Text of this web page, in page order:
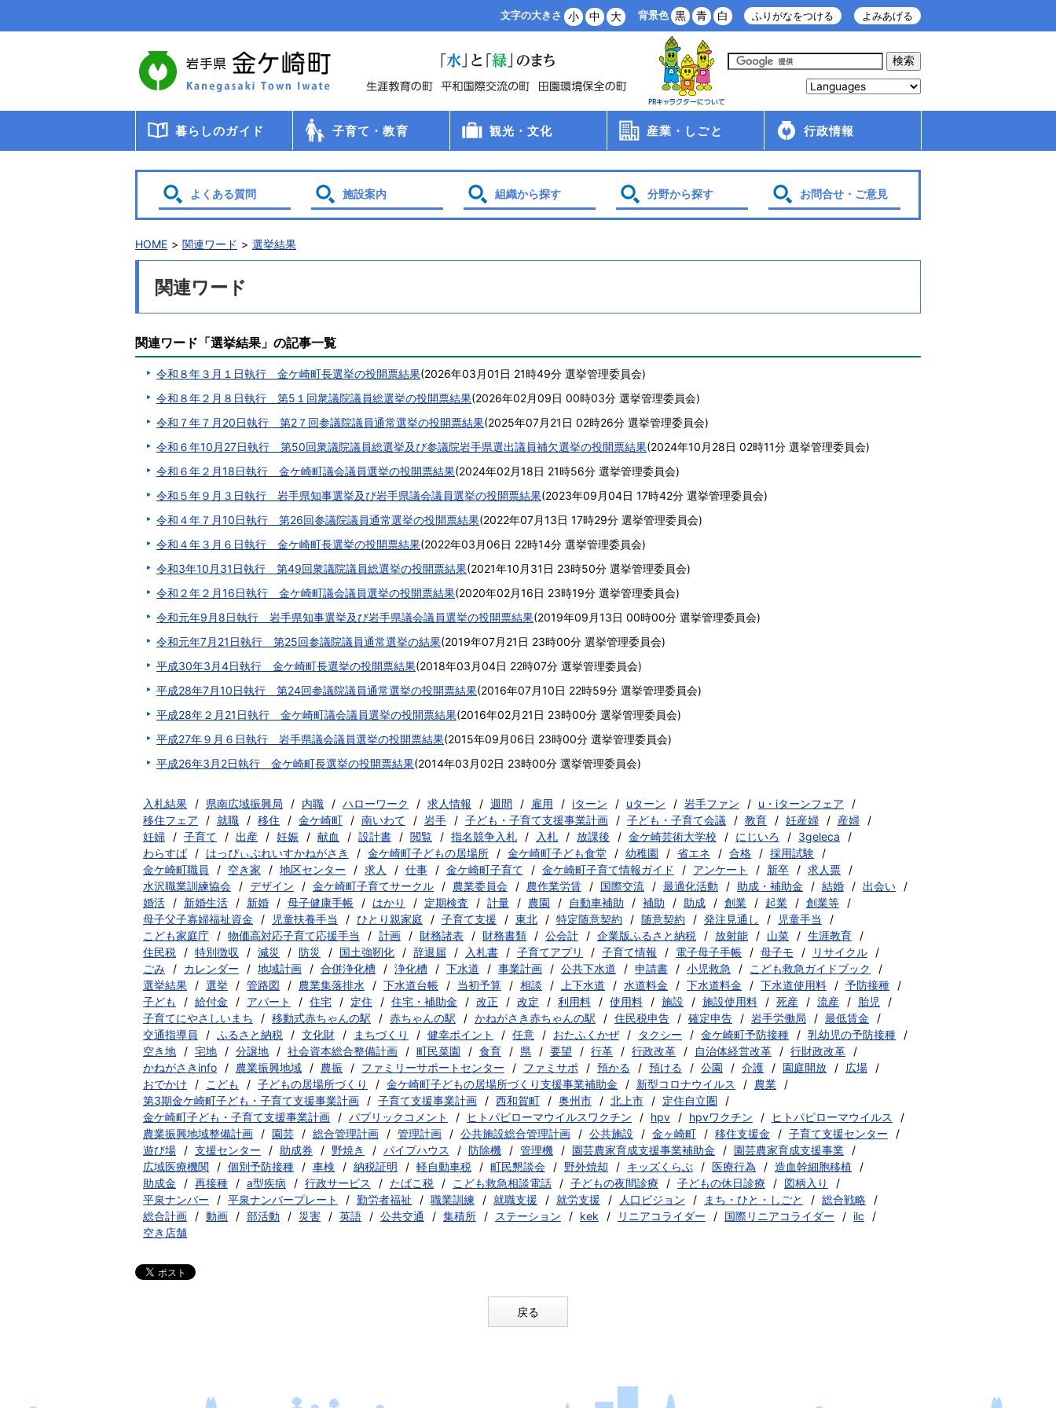
動
文字の大きさ 小 中 大 背景色 黒 青 白 ふりがなをつける よみあげる
暮らしのガイド 子育て・教育
保育
観光・文化 産業・しごと 行政情報
よくある質問 施設案内 組織から探す 分野から探す お問合せ・ご意見
HOME 関連ワード 選挙結果
関連ワード
関連ワード「選挙結果」の記事一覧
令和８年３月１日執行 金ケ崎町長選挙の投開票結果(2026年03月01日 21時49分 選挙管理委員会)
令和８年２月８日執行 第5１回衆議院議員総選挙の投開票結果(2026年02月09日 00時03分 選挙管理委員会)
令和７年７月20日執行 第2７回参議院議員通常選挙の投開票結果(2025年07月21日 02時26分 選挙管理委員会)
令和６年10月27日執行 第50回衆議院議員総選挙及び参議院岩手県選出議員補欠選挙の投開票結果(2024年10月28日 02時11分 選挙管理委員会)
令和６年２月18日執行 金ケ崎町議会議員選挙の投開票結果(2024年02月18日 21時56分 選挙管理委員会)
令和５年９月３日執行 岩手県知事選挙及び岩手県議会議員選挙の投開票結果(2023年09月04日 17時42分 選挙管理委員会)
令和４年７月10日執行 第26回参議院議員通常選挙の投開票結果(2022年07月13日 17時29分 選挙管理委員会)
令和４年３月６日執行 金ケ崎町長選挙の投開票結果(2022年03月06日 22時14分 選挙管理委員会)
令和3年10月31日執行 第49回衆議院議員総選挙の投開票結果(2021年10月31日 23時50分 選挙管理委員会)
令和２年２月16日執行 金ケ崎町議会議員選挙の投開票結果(2020年02月16日 23時19分 選挙管理委員会)
令和元年9月8日執行 岩手県知事選挙及び岩手県議会議員選挙の投開票結果(2019年09月13日 00時00分 選挙管理委員会)
令和元年7月21日執行 第25回参議院議員通常選挙の結果(2019年07月21日 23時00分 選挙管理委員会)
平成30年3月4日執行 金ケ崎町長選挙の投開票結果(2018年03月04日 22時07分 選挙管理委員会)
平成28年7月10日執行 第24回参議院議員通常選挙の投開票結果(2016年07月10日 22時59分 選挙管理委員会)
平成28年２月21日執行 金ケ崎町議会議員選挙の投開票結果(2016年02月21日 23時00分 選挙管理委員会)
平成27年９月６日執行 岩手県議会議員選挙の投開票結果(2015年09月06日 23時00分 選挙管理委員会)
平成26年3月2日執行 金ケ崎町長選挙の投開票結果(2014年03月02日 23時00分 選挙管理委員会)
入札結果 県南広域振興局 内職 ハローワーク 求人情報 週間 雇用 iターン uターン 岩手ファン
u・iターンフェア
移住フェア
就職 移住 金ケ崎町 南いわて 岩手 子ども・子育て支援事業計画 子ども・子育て会議 教育 妊産婦
産婦
妊婦
子育て 出産 妊娠 献血 設計書 閲覧 指名競争入札 入札 放課後 金ケ崎芸術大学校 にじいろ
3geleca
わらすば
はっぴぃぷれいすかねがさき 金ケ崎町子どもの居場所 金ケ崎町子ども食堂 幼稚園 省エネ 合格
採用試験
金ケ崎町職員
空き家 地区センター 求人 仕事 金ケ崎町子育て 金ケ崎町子育て情報ガイド アンケート 新卒
求人票
水沢職業訓練協会
デザイン 金ケ崎町子育てサークル 農業委員会 農作業労賃 国際交流 最適化活動 助成・補助金 結婚
出会い
婚活
新婚生活 新婚 母子健康手帳 はかり 定期検査 計量 農園 自動車補助 補助 助成 創業 起業
創業等
母子父子寡婦福祉資金
児童扶養手当 ひとり親家庭 子育て支援 東北 特定随意契約 随意契約 発注見通し
児童手当
こども家庭庁
物価高対応子育て応援手当 計画 財務諸表 財務書類 公会計 企業版ふるさと納税 放射能 山菜
生涯教育
住民税
特別徴収 減災 防災 国土強靭化 辞退届 入札書 子育てアプリ 子育て情報 電子母子手帳 母子モ
リサイクル
ごみ
カレンダー 地域計画 合併浄化槽 浄化槽 下水道 事業計画 公共下水道 申請書 小児救急
こども救急ガイドブック
選挙結果
選挙 管路図 農業集落排水 下水道台帳 当初予算 相談 上下水道 水道料金 下水道料金 下水道使用料
予防接種
子ども
給付金 アパート 住宅 定住 住宅・補助金 改正 改定 利用料 使用料 施設 施設使用料 死産 流産
胎児
子育てにやさしいまち
移動式赤ちゃんの駅 赤ちゃんの駅 かねがさき赤ちゃんの駅 住民税申告 確定申告 岩手労働局
最低賃金
交通指導員
ふるさと納税 文化財 まちづくり 健幸ポイント 任意 おたふくかぜ タクシー 金ケ崎町予防接種
乳幼児の予防接種
空き地
宅地 分譲地 社会資本総合整備計画 町民菜園 食育 県 要望 行革 行政改革 自治体経営改革
行財政改革
かねがさきinfo
農業振興地域 農振 ファミリーサポートセンター ファミサポ 預かる 預ける 公園 介護 園庭開放
広場
おでかけ
こども 子どもの居場所づくり 金ケ崎町子どもの居場所づくり支援事業補助金 新型コロナウイルス
農業
第3期金ケ崎町子ども・子育て支援事業計画
子育て支援事業計画 西和賀町 奥州市 北上市
定住自立圏
金ケ崎町子ども・子育て支援事業計画
パブリックコメント ヒトパピローマウイルスワクチン hpv hpvワクチン
ヒトパピローマウイルス
農業振興地域整備計画
園芸 総合管理計画 管理計画 公共施設総合管理計画 公共施設 金ヶ崎町 移住支援金
子育て支援センター
遊び場
支援センター 助成券 野焼き パイプハウス 防除機 管理機 園芸農家育成支援事業補助金
園芸農家育成支援事業
広域医療機関
個別予防接種 車検 納税証明 軽自動車税 町民懇談会 野外焼却 キッズくらぶ 医療行為
造血幹細胞移植
助成金
再接種 a型疾病 行政サービス たばこ税 こども救急相談電話 子どもの夜間診療 子どもの休日診療
図柄入り
平泉ナンバー
平泉ナンバープレート 勤労者福祉 職業訓練 就職支援 就労支援 人口ビジョン まち・ひと・しごと
総合戦略
総合計画
動画 部活動 災害 英語 公共交通 集積所 ステーション kek リニアコライダー 国際リニアコライダー
ilc
空き店舗
戻る